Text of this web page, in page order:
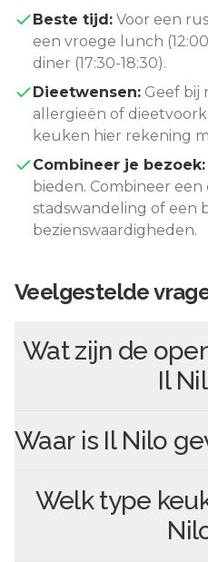
Beste tijd: Voor een
een vroege lunch
diner (17:30-18:30).
Dieetwensen: Geef bij
allergieën of
keuken hier rekening
Combineer je bezoek:
bieden. Combineer
stadswandeling of een
bezienswaardigheden.
Veelgestelde
Wat zijn de
Il
Waar is Il Nilo
Welk type